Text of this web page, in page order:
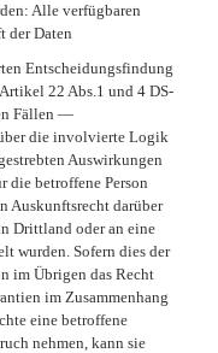
Alle verfügbaren
der Daten
Entscheidungsfindung
22 Abs.1 und 4 DS-
Fällen —
die involvierte Logik
Auswirkungen
die betroffene Person
Auskunftsrecht darüber
Drittland oder an eine
wurden. Sofern dies der
im Übrigen das Recht
im Zusammenhang
eine betroffene
nehmen, kann sie